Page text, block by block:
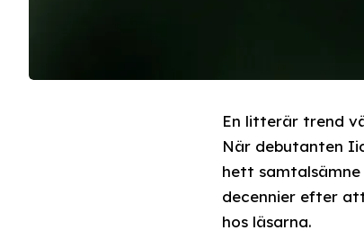
En litterär trend
När debutanten
hett
decennier efter
hos läsarna.